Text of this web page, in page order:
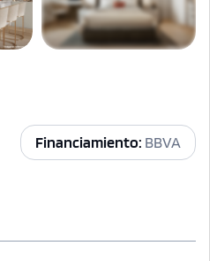
Financiamiento: BBVA